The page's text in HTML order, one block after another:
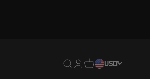
Traduzione mancante:
Traduzione
Traduzione
USD
IT